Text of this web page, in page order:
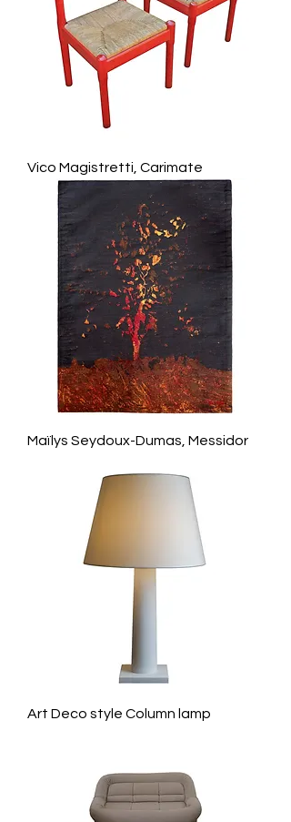
Vico Magistretti, Carimate
Maïlys Seydoux-Dumas, Messidor
Art Deco style Column lamp